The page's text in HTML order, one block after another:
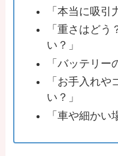
「本当に吸引
「重さはど
い？」
「バッテリー
「お手入れ
い？」
「車や細かい